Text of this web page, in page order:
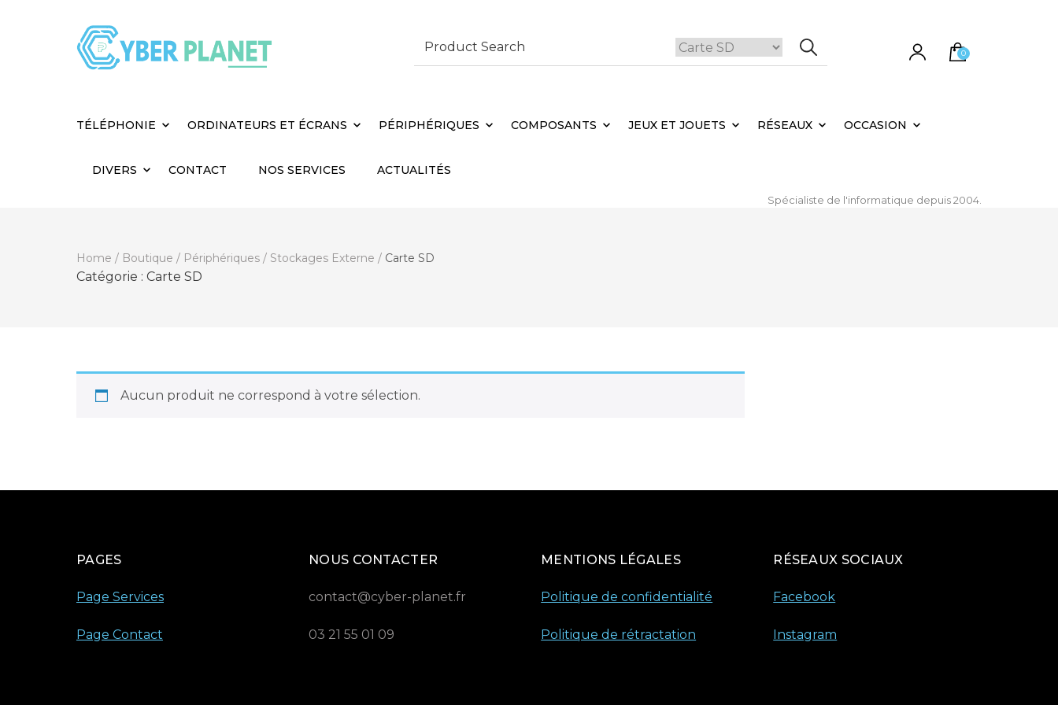
Search
for:
0
TÉLÉPHONIE ORDINATEURS ET ÉCRANS PÉRIPHÉRIQUES COMPOSANTS JEUX ET JOUETS RÉSEAUX OCCASION
DIVERS CONTACT NOS SERVICES ACTUALITÉS
Spécialiste de l'informatique depuis 2004.
Home / Boutique / Périphériques / Stockages Externe / Carte SD
Catégorie : Carte SD
Aucun produit ne correspond à votre sélection.
PAGES
Page Services
Page Contact
NOUS CONTACTER
contact@cyber-planet.fr
03 21 55 01 09
MENTIONS LÉGALES
Politique de confidentialité
Politique de rétractation
RÉSEAUX SOCIAUX
Facebook
Instagram